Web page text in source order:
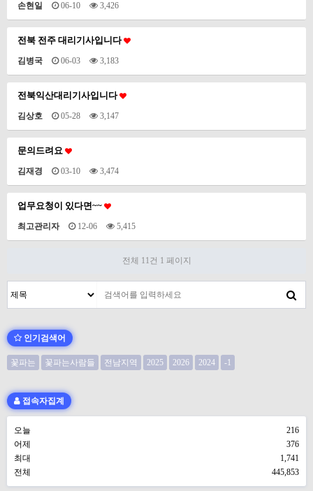
손현일 06-10 3,426
전북 전주 대리기사입니다
김병국 06-03 3,183
전북익산대리기사입니다
김상호 05-28 3,147
문의드려요
김재경 03-10 3,474
업무요청이 있다면~~
최고관리자 12-06 5,415
전체 11건 1 페이지
인기검색어
꽃파는 꽃파는사람들 전남지역 2025 2026 2024 -1
접속자집계
오늘
216
어제
376
최대
1,741
전체
445,853